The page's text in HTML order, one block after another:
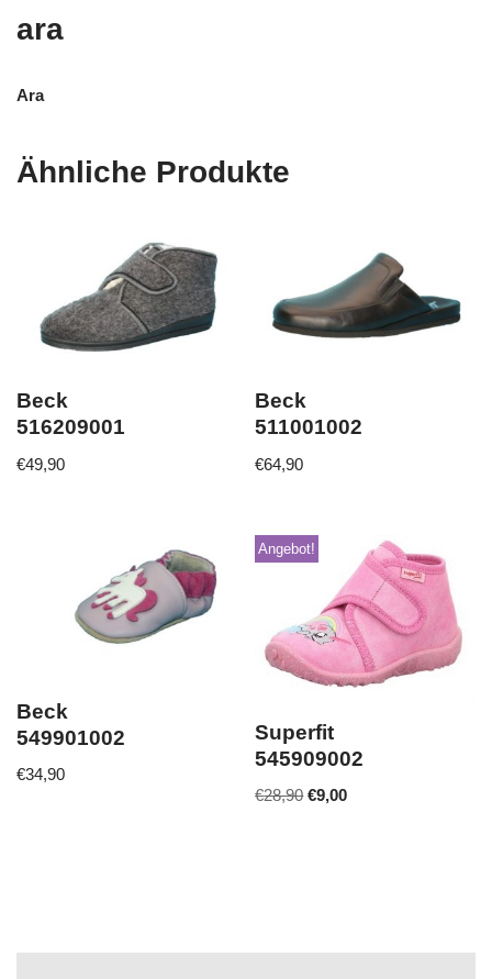
ara
Ara
Ähnliche Produkte
Beck
516209001
€49,90
Beck
511001002
€64,90
Beck
549901002
€34,90
Angebot!
Superfit
545909002
€28,90 €9,00